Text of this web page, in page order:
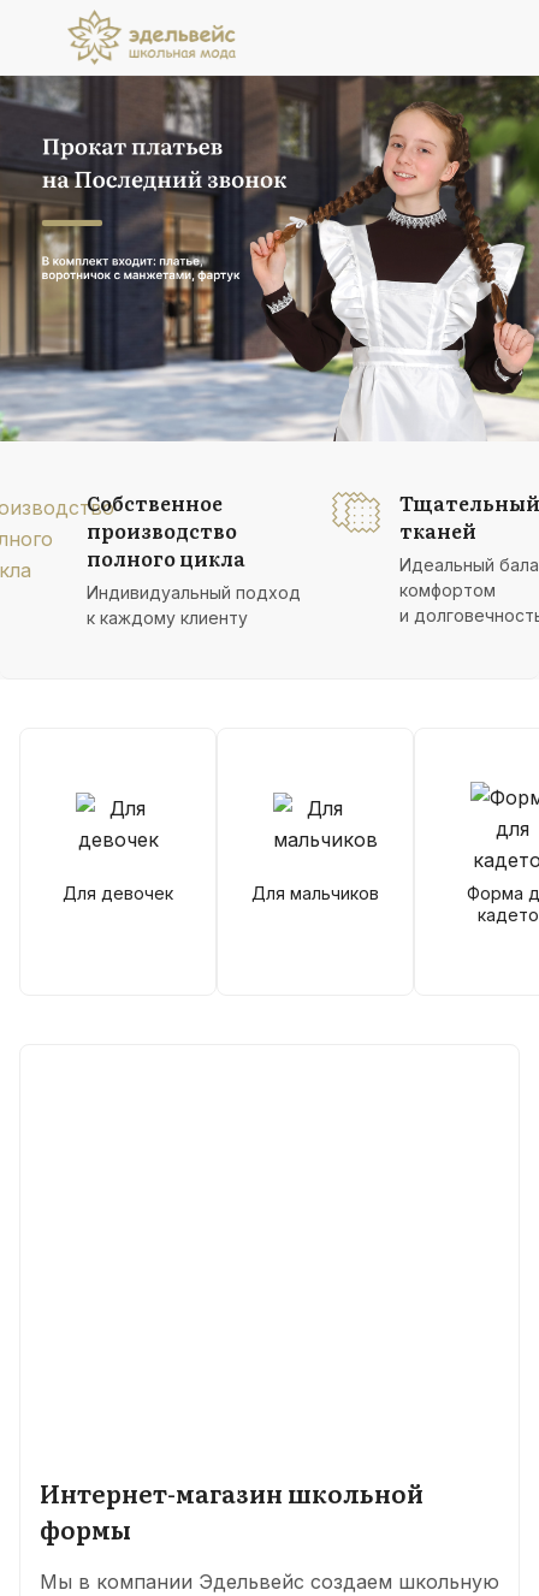
Прокат платьев
на Последний звонок
В комплект входит: платье, воротничок
с манжетами, фартук
Подробнее
Собственное
производство
полного цикла
Индивидуальный подход
к каждому клиенту
тканей
Идеальный
комфортом
и
Для девочек Для мальчиков
Форма
Интернет-магазин школьной
формы
Мы в компании Эдельвейс создаем школьную